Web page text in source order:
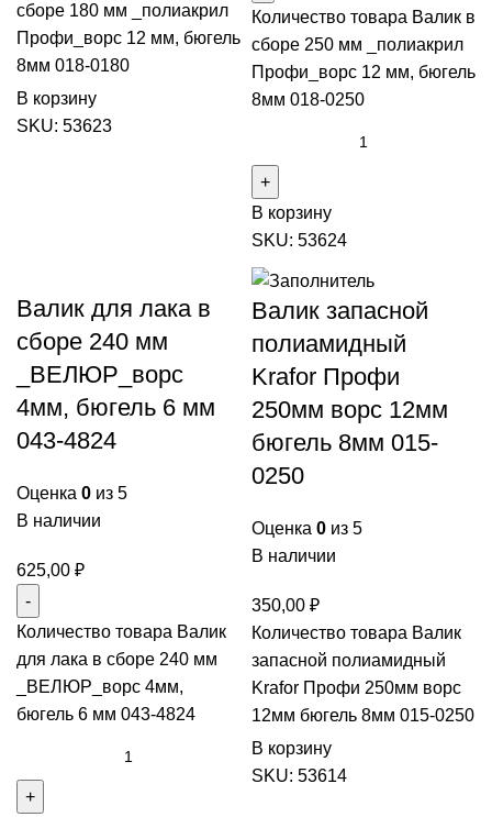
сборе 180 мм _полиакрил
Профи_ворс 12 мм, бюгель
8мм 018-0180
В корзину
SKU: 53623
Количество товара Валик в
сборе 250 мм _полиакрил
Профи_ворс 12 мм, бюгель
8мм 018-0250
В корзину
SKU: 53624
Валик для лака в
сборе 240 мм
_ВЕЛЮР_ворс
4мм, бюгель 6 мм
043-4824
Оценка 0 из 5
В наличии
625,00 ₽
Количество товара Валик
для лака в сборе 240 мм
_ВЕЛЮР_ворс 4мм,
бюгель 6 мм 043-4824
Валик запасной
полиамидный
Krafor Профи
250мм ворс 12мм
бюгель 8мм 015-
0250
Оценка 0 из 5
В наличии
350,00 ₽
Количество товара Валик
запасной полиамидный
Krafor Профи 250мм ворс
12мм бюгель 8мм 015-0250
В корзину
SKU: 53614